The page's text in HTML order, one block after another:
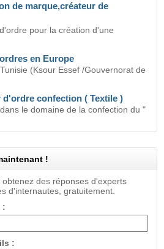
de marque,créateur de
pour la création d'une
en Europe
(Ksour Essef /Gouvernorat de
confection ( Textile )
le domaine de la confection du "
!
des réponses d'experts
d'internautes, gratuitement.
:
: